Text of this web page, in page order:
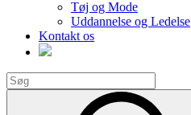
Tøj og Mode
Uddannelse og Ledelse
Kontakt os
Search
for: